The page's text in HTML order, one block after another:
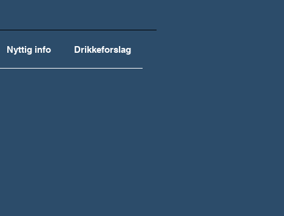
Nyttig info Drikkeforslag